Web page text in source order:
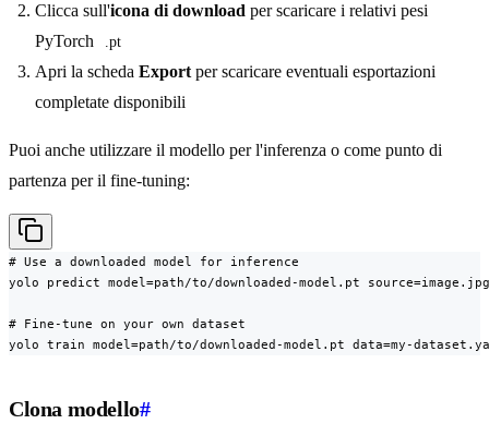
Clicca sull'icona di download per scaricare i relativi pesi
PyTorch
.pt
Apri la scheda Export per scaricare eventuali esportazioni
completate disponibili
Puoi anche utilizzare il modello per l'inferenza o come punto di
partenza per il fine-tuning:
# Use a downloaded model for inference
yolo predict model=path/to/downloaded-model.pt source=image.jpg
# Fine-tune on your own dataset
yolo train model=path/to/downloaded-model.pt data=my-
Clona modello#